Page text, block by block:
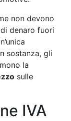
non devono
denaro fuori
sostanza, gli
la
sulle
IVA